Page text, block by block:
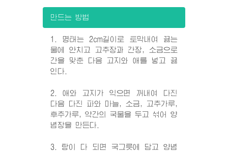
만드는 방법
1. 명태는 2cm길이로 토막내여 끓는
물에 안치고 고추장과 간장, 소금으로
간을 맞춘 다음 고지와 애를 넣고 끓
인다.
2. 애와 고지가 익으면 꺼내여 다진
다음 다진 파와 마늘, 소금, 고추가루,
후추가루, 약간의 국물을 두고 섞어 양
념장을 만든다.
3. 탕이 다 되면 국그릇에 담고 양념